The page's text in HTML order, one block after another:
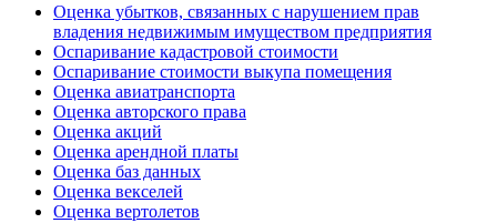
Оценка убытков, связанных с нарушением прав
владения недвижимым имуществом предприятия
Оспаривание кадастровой стоимости
Оспаривание стоимости выкупа помещения
Оценка авиатранспорта
Оценка авторского права
Оценка акций
Оценка арендной платы
Оценка баз данных
Оценка векселей
Оценка вертолетов